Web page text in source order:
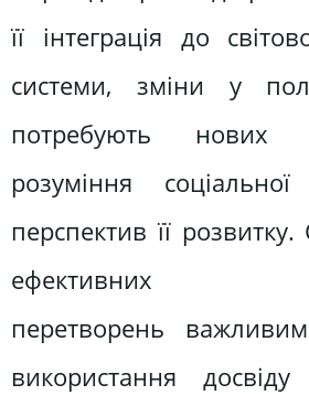
її інтеграція до
системи, зміни у
потребують нових
розуміння
перспектив її
ефективних
перетворень
використання